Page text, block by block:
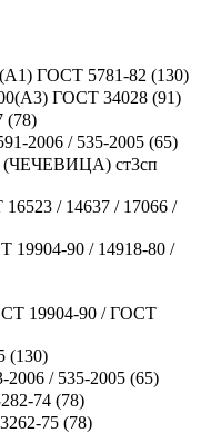
ГОСТ 5781-82 (130)
ГОСТ 34028 (91)
(78)
2006 / 535-2005 (65)
(ЧЕЧЕВИЦА) ст3сп
/ 14637 / 17066 /
19904-90 / 14918-80 /
19904-90 / ГОСТ
(130)
2006 / 535-2005 (65)
74 (78)
75 (78)